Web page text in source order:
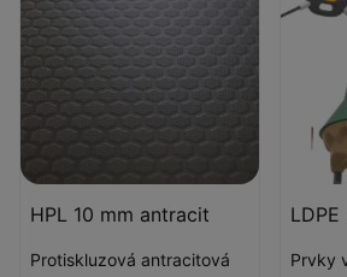
HPL 10 mm antracit
Protiskluzová antracitová
LDPE
Prvky